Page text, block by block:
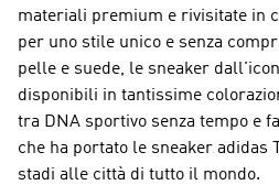
materiali premium e rivisitate in
per uno stile unico e senza
pelle e suede, le sneaker
disponibili in tantissime
tra DNA sportivo senza tempo e
che ha portato le sneaker adidas
stadi alle città di tutto il mondo.